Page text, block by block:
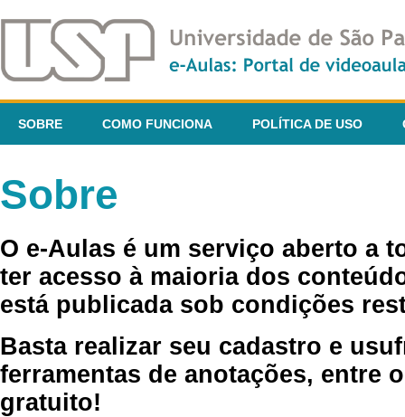
SOBRE COMO FUNCIONA POLÍTICA DE USO
Sobre
O e-Aulas é um serviço aberto a
ter acesso à maioria dos
está publicada sob condições
Basta realizar seu cadastro e
ferramentas de anotações, entre
gratuito!